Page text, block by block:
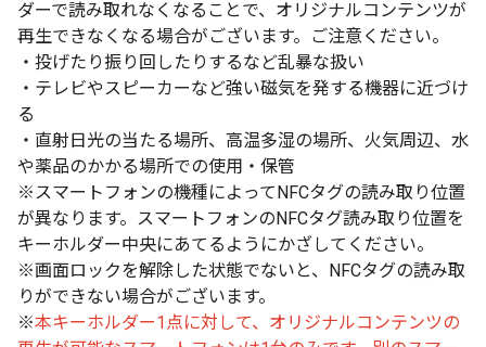
ダーで読み取れなくなることで、オリジナルコンテンツが
再生できなくなる場合がございます。ご注意ください。
・投げたり振り回したりするなど乱暴な扱い
・テレビやスピーカーなど強い磁気を発する機器に近づけ
る
・直射日光の当たる場所、高温多湿の場所、火気周辺、水
や薬品のかかる場所での使用・保管
※スマートフォンの機種によってNFCタグの読み取り位置
が異なります。スマートフォンのNFCタグ読み取り位置を
キーホルダー中央にあてるようにかざしてください。
※画面ロックを解除した状態でないと、NFCタグの読み取
りができない場合がございます。
※本キーホルダー1点に対して、オリジナルコンテンツの